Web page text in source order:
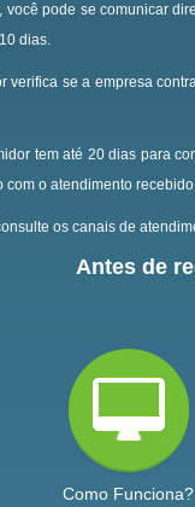
você pode se comunicar
dias.
verifica se a empresa
tem até 20 dias para
com o atendimento
os canais de
Antes de
Como Funciona?